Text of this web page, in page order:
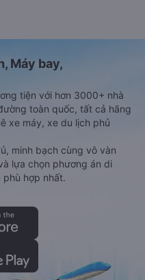
Máy bay,
tiện với hơn 3000+ nhà
toàn quốc, tất cả hãng
xe máy, xe du lịch phủ
minh bạch cùng vô vàn
lựa chọn phương án di
phù hợp nhất.